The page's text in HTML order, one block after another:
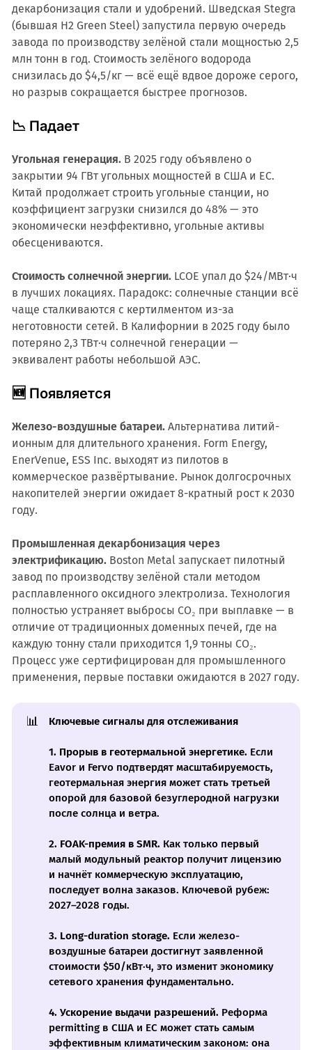
декарбонизация стали и удобрений. Шведская Stegra
(бывшая H2 Green Steel) запустила первую очередь
завода по производству зелёной стали мощностью 2,5
млн тонн в год. Стоимость зелёного водорода
снизилась до $4,5/кг — всё ещё вдвое дороже серого,
но разрыв сокращается быстрее прогнозов.
📉 Падает
Угольная генерация.В 2025 году объявлено о
закрытии 94 ГВт угольных мощностей в США и ЕС.
Китай продолжает строить угольные станции, но
коэффициент загрузки снизился до 48% — это
экономически неэффективно, угольные активы
обесцениваются.
Стоимость солнечной энергии.LCOE упал до $24/МВт·ч
в лучших локациях. Парадокс: солнечные станции всё
чаще сталкиваются с кертилментом из-за
неготовности сетей. В Калифорнии в 2025 году было
потеряно 2,3 ТВт·ч солнечной генерации —
эквивалент работы небольшой АЭС.
🆕 Появляется
Железо-воздушные батареи.Альтернатива литий-
ионным для длительного хранения. Form Energy,
EnerVenue, ESS Inc. выходят из пилотов в
коммерческое развёртывание. Рынок долгосрочных
накопителей энергии ожидает 8-кратный рост к 2030
году.
Промышленная декарбонизация через
электрификацию.Boston Metal запускает пилотный
завод по производству зелёной стали методом
расплавленного оксидного электролиза. Технология
полностью устраняет выбросы CO₂ при выплавке — в
отличие от традиционных доменных печей, где на
каждую тонну стали приходится 1,9 тонны CO₂.
Процесс уже сертифицирован для промышленного
применения, первые поставки ожидаются в 2027 году.
📊 Ключевые сигналы для отслеживания
1. Прорыв в геотермальной энергетике. Если
Eavor и Fervo подтвердят масштабируемость,
геотермальная энергия может стать третьей
опорой для базовой безуглеродной нагрузки
после солнца и ветра.
2. FOAK-премия в SMR. Как только первый
малый модульный реактор получит лицензию
и начнёт коммерческую эксплуатацию,
последует волна заказов. Ключевой рубеж:
2027–2028 годы.
3. Long-duration storage. Если железо-
воздушные батареи достигнут заявленной
стоимости $50/кВт·ч, это изменит экономику
сетевого хранения фундаментально.
4. Ускорение выдачи разрешений. Реформа
permitting в США и ЕС может стать самым
эффективным климатическим законом: она